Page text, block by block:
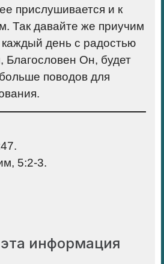
прислушивается и к
Так давайте же приучим
день с радостью
Он, будет
поводов для
5:2-3.
информация